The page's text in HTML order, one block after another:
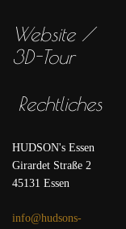
Website /
3D-Tour
Rechtliches
HUDSON's Essen
Girardet Straße 2
45131 Essen
info@hudsons-